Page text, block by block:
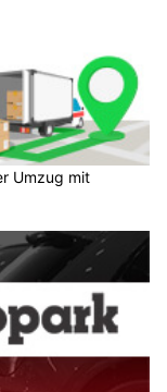
Umzug mit